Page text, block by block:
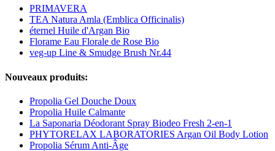
PRIMAVERA
TEA Natura Amla (Emblica Officinalis)
éternel Huile d'Argan Bio
Florame Eau Florale de Rose Bio
veg-up Line & Smudge Brush Nr.44
Nouveaux produits:
Propolia Gel Douche Doux
Propolia Huile Calmante
La Saponaria Déodorant Spray Biodeo Fresh 2-en-1
PHYTORELAX LABORATORIES Argan Oil Body Lotion
Propolia Sérum Anti-Âge